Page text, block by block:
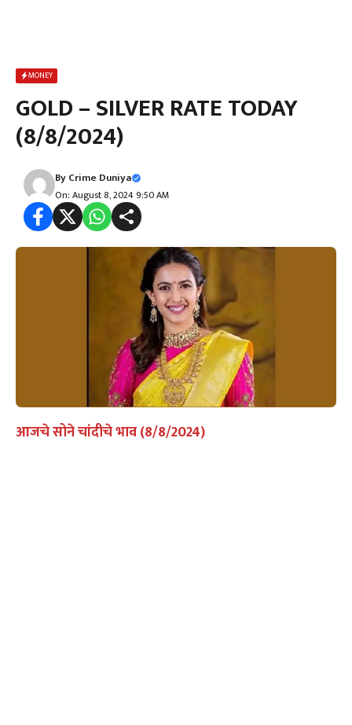
MONEY
GOLD – SILVER RATE TODAY
(8/8/2024)
ByCrime Duniya
On: August 8, 2024 9:50 AM
आजचे सोने चांदीचे भाव (8/8/2024)